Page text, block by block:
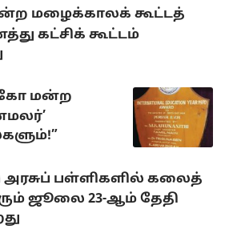
மழைக்காலக் கூட்டத்
கட்சிக் கூட்டம்
மன்ற
அரசுப் பள்ளிகளில் கலைத்
ஜூலை 23-ஆம் தேதி